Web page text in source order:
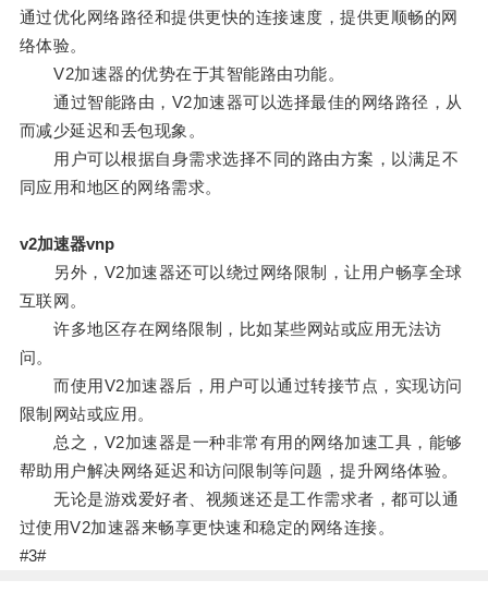
通过优化网络路径和提供更快的连接速度，提供更顺畅的网
络体验。
V2加速器的优势在于其智能路由功能。
通过智能路由，V2加速器可以选择最佳的网络路径，从
而减少延迟和丢包现象。
用户可以根据自身需求选择不同的路由方案，以满足不
同应用和地区的网络需求。
v2加速器vnp
另外，V2加速器还可以绕过网络限制，让用户畅享全球
互联网。
许多地区存在网络限制，比如某些网站或应用无法访
问。
而使用V2加速器后，用户可以通过转接节点，实现访问
限制网站或应用。
总之，V2加速器是一种非常有用的网络加速工具，能够
帮助用户解决网络延迟和访问限制等问题，提升网络体验。
无论是游戏爱好者、视频迷还是工作需求者，都可以通
过使用V2加速器来畅享更快速和稳定的网络连接。
#3#